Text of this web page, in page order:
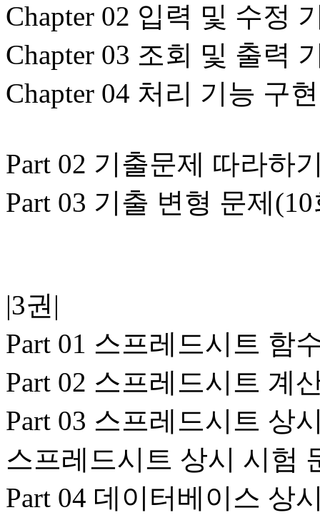
Chapter 02 입력 및 수정
Chapter 03 조회 및 출력
Chapter 04 처리 기능 구현
Part 02 기출문제 따라하
Part 03 기출 변형 문제
|3권|
Part 01 스프레드시트 함
Part 02 스프레드시트 계
Part 03 스프레드시트 상
스프레드시트 상시 시험
Part 04 데이터베이스 상